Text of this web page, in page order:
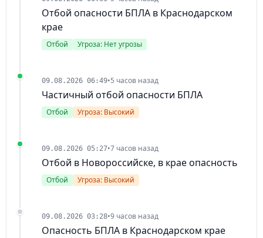
Отбой опасности БПЛА в Краснодарском
крае
Отбой Угроза: Нет угрозы
09.08.2026 06:49•5 часов назад
Частичный отбой опасности БПЛА
Отбой Угроза: Высокий
09.08.2026 05:27•7 часов назад
Отбой в Новороссийске, в крае опасность
Отбой Угроза: Высокий
09.08.2026 03:28•9 часов назад
Опасность БПЛА в Краснодарском крае